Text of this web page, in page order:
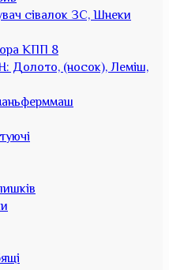
сівалок ЗС, Шнеки
КПП 8
Долото, (носок), Леміш,